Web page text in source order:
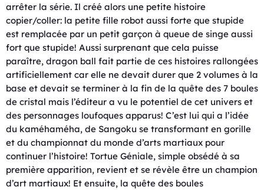
arrêter la série. Il créé alors une petite histoire
copier/coller: la petite fille robot aussi forte que stupide
est remplacée par un petit garçon à queue de singe aussi
fort que stupide! Aussi surprenant que cela puisse
paraître, dragon ball fait partie de ces histoires rallongées
artificiellement car elle ne devait durer que 2 volumes à la
base et devait se terminer à la fin de la quête des 7 boules
de cristal mais l’éditeur a vu le potentiel de cet univers et
des personnages loufoques apparus! C’est lui qui a l’idée
du kaméhaméha, de Sangoku se transformant en gorille
et du championnat du monde d’arts martiaux pour
continuer l’histoire! Tortue Géniale, simple obsédé à sa
première apparition, revient et se révèle être un champion
d’art martiaux! Et ensuite, la quête des boules